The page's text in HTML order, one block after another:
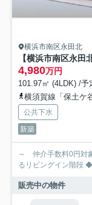
横浜市南区永田北
4,980万円
101.97㎡ (4LDK) /予
横須賀線「保土ケ
公共下水
新築
～ 仲介手数料0円対
るリビングイン階段
販売中の物件